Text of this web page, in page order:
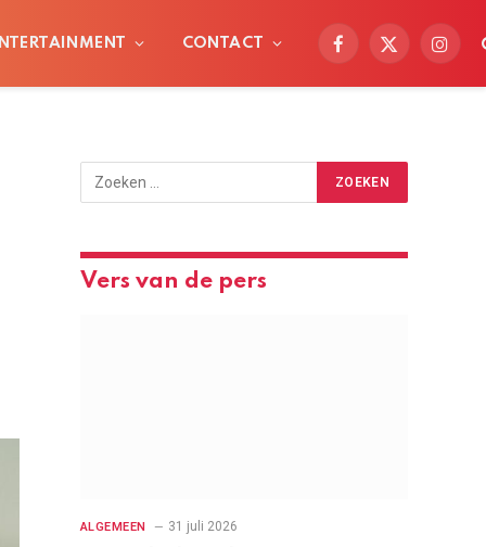
CONTACT
Facebook
X
Vers van de pers
ALGEMEEN 31 juli 2026